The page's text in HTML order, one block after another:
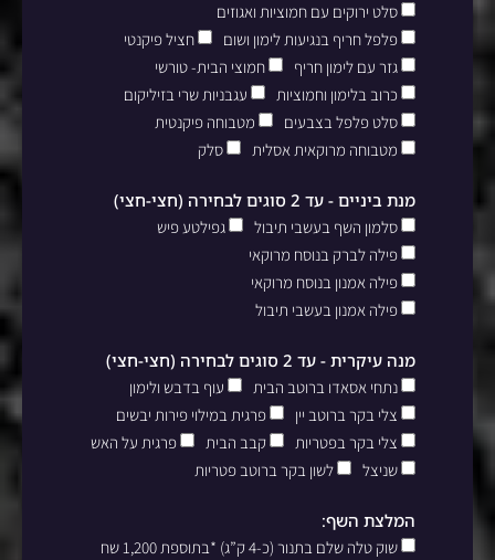
סלט ירוקים עם חמוציות ואגוזים
פלפל חריף בנגיעות לימון ושום
חציל פיקנטי
גזר עם לימון חריף
חמוצי הבית- טורשי
כרוב בלימון וחמוציות
עגבניות שרי בזיליקום
סלט פלפל בצבעים
מטבוחה פיקנטית
מטבוחה מרוקאית אסלית
סלק
מנת ביניים - עד 2 סוגים לבחירה (חצי-חצי)
סלמון השף בעשבי תיבול
גפילטע פיש
פילה לברק בנוסח מרוקאי
פילה אמנון בנוסח מרוקאי
פילה אמנון בעשבי תיבול
מנה עיקרית - עד 2 סוגים לבחירה (חצי-חצי)
נתחי אסאדו ברוטב הבית
עוף בדבש ולימון
צלי בקר ברוטב יין
פרגית במילוי פירות יבשים
צלי בקר בפטריות
קבב הבית
פרגית על האש
שניצל
לשון בקר ברוטב פטריות
המלצת השף:
שוק טלה שלם בתנור (כ-4 ק”ג) *בתוספת 1,200 שח